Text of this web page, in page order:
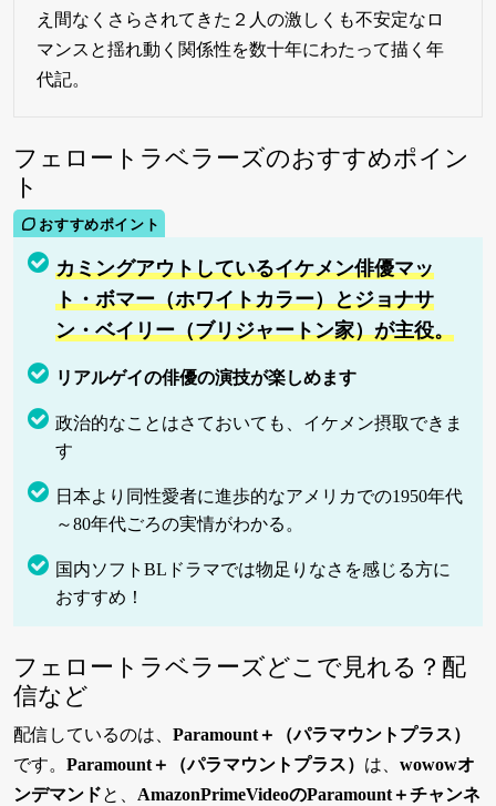
え間なくさらされてきた２人の激しくも不安定なロ
マンスと揺れ動く関係性を数十年にわたって描く年
代記。
フェロートラベラーズのおすすめポイン
ト
カミングアウトしているイケメン俳優マッ
ト・ボマー（ホワイトカラー）とジョナサ
ン・ベイリー（ブリジャートン家）が主役。
リアルゲイの俳優の演技が楽しめます
政治的なことはさておいても、イケメン摂取できま
す
日本より同性愛者に進歩的なアメリカでの1950年代
～80年代ごろの実情がわかる。
国内ソフトBLドラマでは物足りなさを感じる方に
おすすめ！
フェロートラベラーズどこで見れる？配
信など
配信しているのは、 Paramount＋（パラマウントプラス）
です。 Paramount＋（パラマウントプラス） は、 wowowオ
ンデマンドと、 AmazonPrimeVideoのParamount＋チャンネ